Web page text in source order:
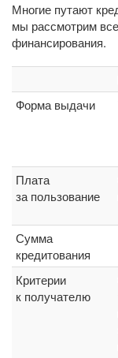
Многие путают
мы рассмотрим
финансирования.
Форма выдачи
Плата
за пользование
Сумма
кредитования
Критерии
к получателю